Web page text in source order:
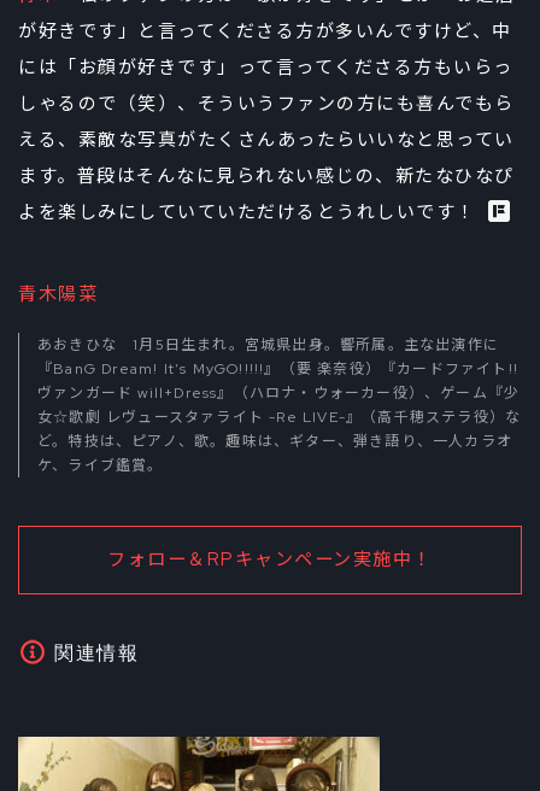
が好きです」と言ってくださる方が多いんですけど、中
には「お顔が好きです」って言ってくださる方もいらっ
しゃるので（笑）、そういうファンの方にも喜んでもら
える、素敵な写真がたくさんあったらいいなと思ってい
ます。普段はそんなに見られない感じの、新たなひなぴ
よを楽しみにしていていただけるとうれしいです！
青木陽菜
あおきひな 1月5日生まれ。宮城県出身。響所属。主な出演作に
『BanG Dream! It’s MyGO!!!!!』（要 楽奈役）『カードファイト!!
ヴァンガード will+Dress』（ハロナ・ウォーカー役）、ゲーム『少
女☆歌劇 レヴュースタァライト -Re LIVE-』（高千穂ステラ役）な
ど。特技は、ピアノ、歌。趣味は、ギター、弾き語り、一人カラオ
ケ、ライブ鑑賞。
フォロー＆RPキャンペーン実施中！
関連情報